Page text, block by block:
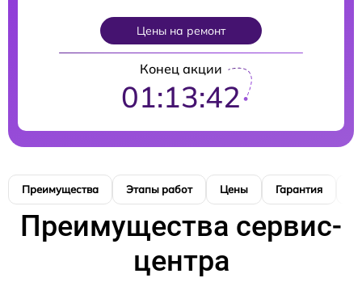
Цены на ремонт
Конец акции
01:13:41
Преимущества Этапы работ Цены Гарантия
Преимущества сервис-
центра